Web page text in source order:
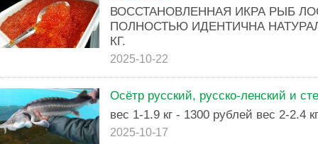
ВОССТАНОВЛЕННАЯ ИКРА РЫБ
ПОЛНОСТЬЮ ИДЕНТИЧНА
КГ.
2025-10-22
Осётр русский, русско-ленский и
вес 1-1.9 кг - 1300 рублей вес 2-2.4
2025-10-17